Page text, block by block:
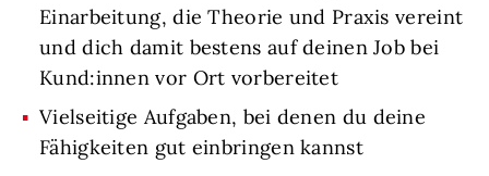
Einarbeitung, die Theorie und Praxis vereint
und dich damit bestens auf deinen Job bei
Kund:innen vor Ort vorbereitet
Vielseitige Aufgaben, bei denen du deine
Fähigkeiten gut einbringen kannst